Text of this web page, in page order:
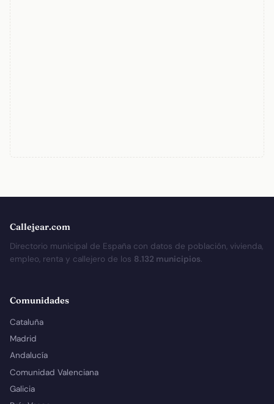
Callejear.com
Directorio municipal de España con datos de población, vivienda,
empleo, renta y callejero de los 8.132 municipios.
Comunidades
Cataluña
Madrid
Andalucía
Comunidad Valenciana
Galicia